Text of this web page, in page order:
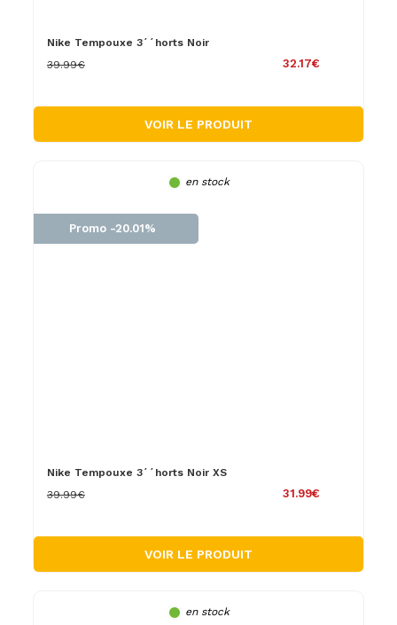
Nike Tempouxe 3´´horts Noir
32.17€
39.99€
VOIR LE PRODUIT
en stock
Promo -20.01%
Nike Tempouxe 3´´horts Noir XS
31.99€
39.99€
VOIR LE PRODUIT
en stock